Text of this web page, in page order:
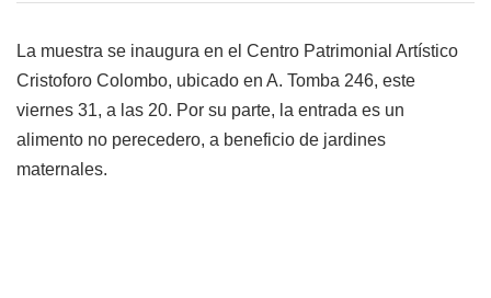
La muestra se inaugura en el Centro Patrimonial Artístico
Cristoforo Colombo, ubicado en A. Tomba 246, este
viernes 31, a las 20. Por su parte, la entrada es un
alimento no perecedero, a beneficio de jardines
maternales.